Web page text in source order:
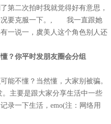
第二次拍时我就觉得好有意思，
况要克服一下。, 我一直跟她
一说一，虞美人这个角色别人还
？你平时发朋友圈会分组
能不懂？当然懂，大家别被骗。
主要是跟大家分享生活中一些
录一下生活，emo(注：网络用